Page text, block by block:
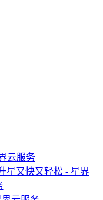
云服务
星又快又轻松 - 星界